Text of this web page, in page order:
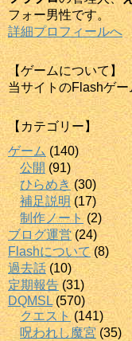
フォー男性です。
詳細プロフィールへ
【ゲームについて】
当サイトのFlashゲー
【カテゴリー】
ゲーム (140)
公開 (91)
ひらめき (30)
補足説明(17)
制作ノート (2)
ブログ運営(24)
Flashについて(8)
過去話(10)
定期報告 (31)
DQMSL (570)
クエスト(141)
呪われし魔宮 (35)